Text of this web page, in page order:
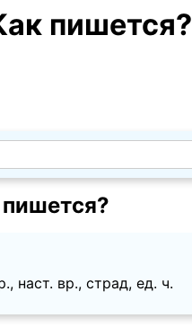
пишется?
наст. вр., страд, ед. ч.